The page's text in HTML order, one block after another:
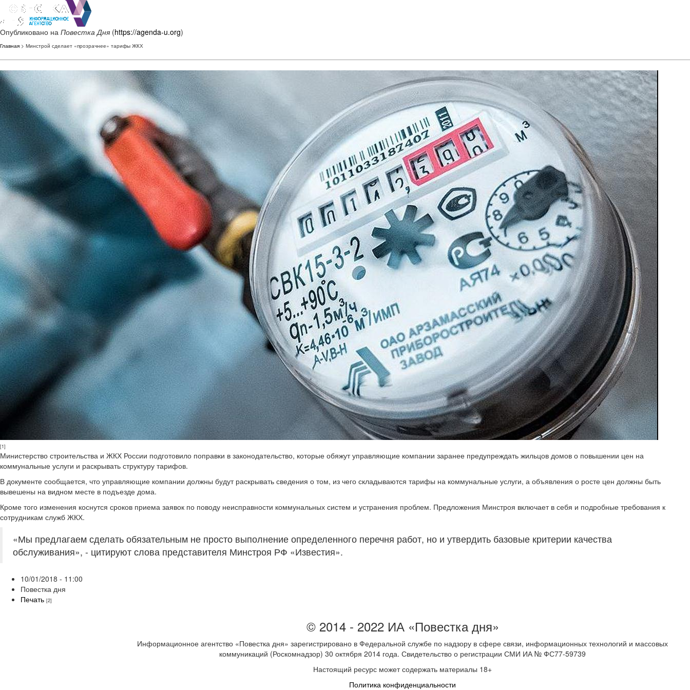
Опубликовано на Повестка Дня (https://agenda-u.org)
Главная > Минстрой сделает «прозрачнее» тарифы ЖКХ
[1]
Министерство строительства и ЖКХ России подготовило поправки в законодательство, которые обяжут управляющие компании заранее предупреждать жильцов домов о повышении цен на
коммунальные услуги и раскрывать структуру тарифов.
В документе сообщается, что управляющие компании должны будут раскрывать сведения о том, из чего складываются тарифы на коммунальные услуги, а объявления о росте цен должны быть
вывешены на видном месте в подъезде дома.
Кроме того изменения коснутся сроков приема заявок по поводу неисправности коммунальных систем и устранения проблем. Предложения Минстроя включает в себя и подробные требования к
сотрудникам служб ЖКХ.
«Мы предлагаем сделать обязательным не просто выполнение определенного перечня работ, но и утвердить базовые критерии качества
обслуживания», - цитируют слова представителя Минстроя РФ «Известия».
10/01/2018 - 11:00
Повестка дня
Печать [2]
© 2014 - 2022 ИА «Повестка дня»
Информационное агентство «Повестка дня» зарегистрировано в Федеральной службе по надзору в сфере связи, информационных технологий и массовых
коммуникаций (Роскомнадзор) 30 октября 2014 года. Свидетельство о регистрации СМИ ИА № ФС77-59739
Настоящий ресурс может содержать материалы 18+
Политика конфиденциальности